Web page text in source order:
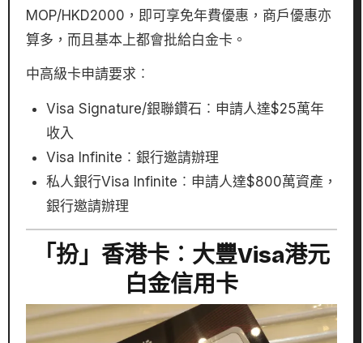
MOP/HKD2000，即可享免年費優惠，商戶優惠亦
算多，而且基本上都會批給白金卡。
中高級卡申請要求︰
Visa Signature/銀聯鑽石︰申請人達$25萬年
收入
Visa Infinite︰銀行邀請辦理
私人銀行Visa Infinite︰申請人達$800萬資產，
銀行邀請辦理
「扮」香港卡︰大豐Visa港元
白金信用卡